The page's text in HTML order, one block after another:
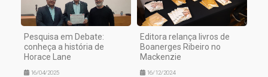
Pesquisa em Debate:
conheça a história de
Horace Lane
16/04/2025
Editora relança livros de
Boanerges Ribeiro no
Mackenzie
16/12/2024